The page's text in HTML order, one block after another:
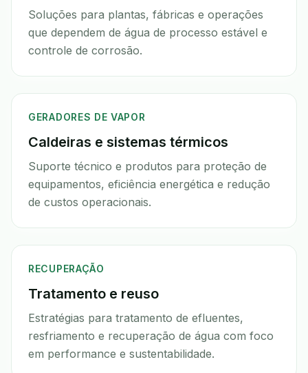
Soluções para plantas, fábricas e operações
que dependem de água de processo estável e
controle de corrosão.
GERADORES DE VAPOR
Caldeiras e sistemas térmicos
Suporte técnico e produtos para proteção de
equipamentos, eficiência energética e redução
de custos operacionais.
RECUPERAÇÃO
Tratamento e reuso
Estratégias para tratamento de efluentes,
resfriamento e recuperação de água com foco
em performance e sustentabilidade.